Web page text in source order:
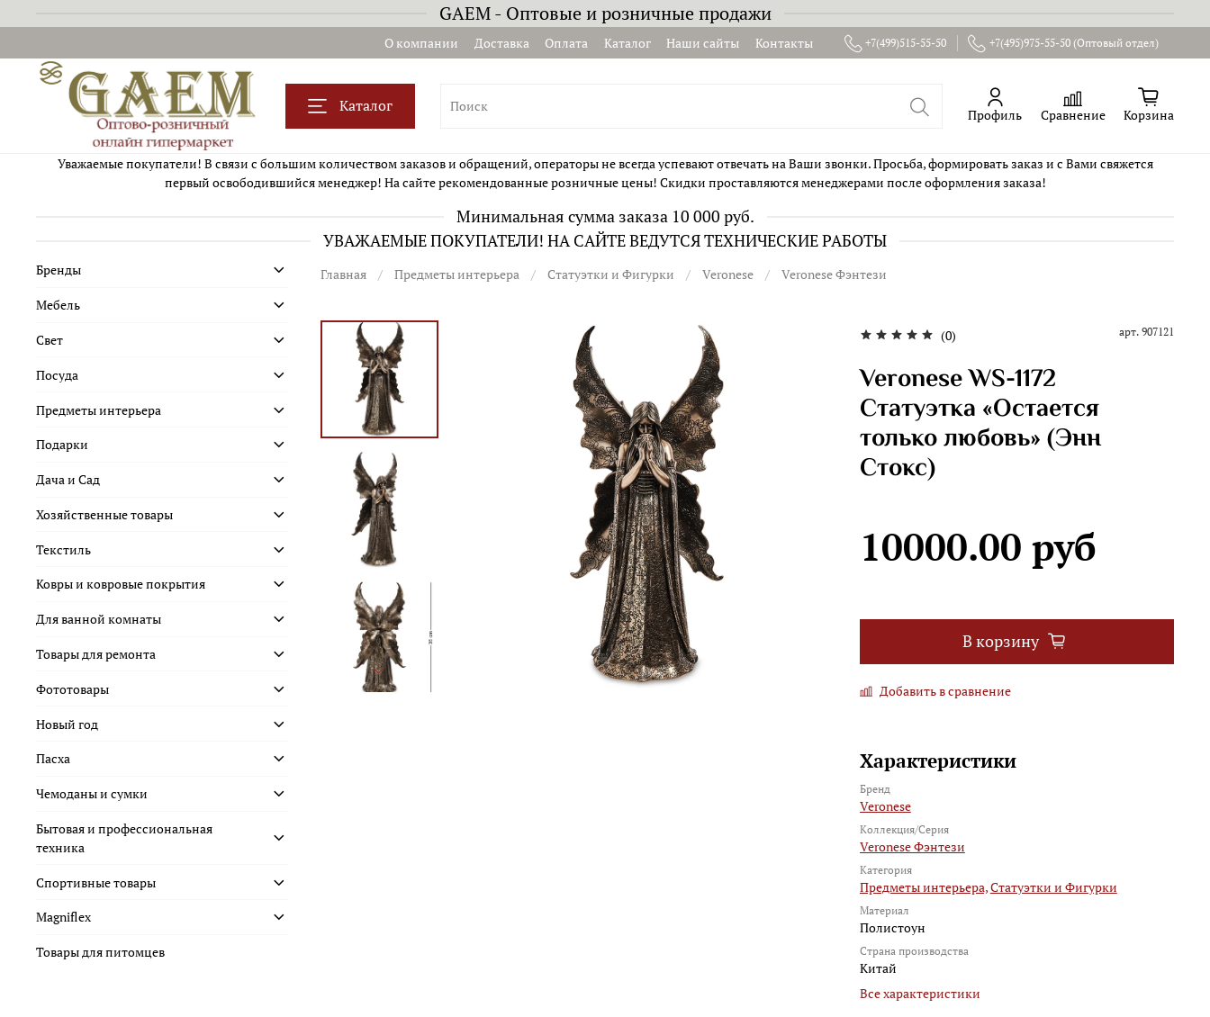
GAEM - Оптовые и розничные продажи
О компании Доставка Оплата Каталог Наши сайты Контакты +7(499)515-55-50 +7(495)975-55-50 (Оптовый отдел)
Каталог Профиль Сравнение Корзина
Уважаемые покупатели! В связи с большим количеством заказов и обращений, операторы не всегда успевают отвечать на Ваши звонки. Просьба, формировать заказ и с Вами свяжется
первый освободившийся менеджер! На сайте рекомендованные розничные цены! Скидки проставляются менеджерами после оформления заказа!
Минимальная сумма заказа 10 000 руб.
УВАЖАЕМЫЕ ПОКУПАТЕЛИ! НА САЙТЕ ВЕДУТСЯ ТЕХНИЧЕСКИЕ РАБОТЫ
Главная Предметы интерьера Статуэтки и Фигурки Veronese Veronese Фэнтези
(0) арт. 907121
Veronese WS-1172
Статуэтка «Остается
только любовь» (Энн
Стокс)
10000.00 руб
В корзину
Добавить в сравнение
Характеристики
Бренд
Veronese
Коллекция/Серия
Veronese Фэнтези
Категория
Предметы интерьера,Статуэтки и Фигурки
Материал
Полистоун
Страна производства
Китай
Все характеристики
Бренды
Мебель
Свет
Посуда
Предметы интерьера
Подарки
Дача и Сад
Хозяйственные товары
Текстиль
Ковры и ковровые покрытия
Для ванной комнаты
Товары для ремонта
Фототовары
Новый год
Пасха
Чемоданы и сумки
Бытовая и профессиональная
техника
Спортивные товары
Magniflex
Товары для питомцев